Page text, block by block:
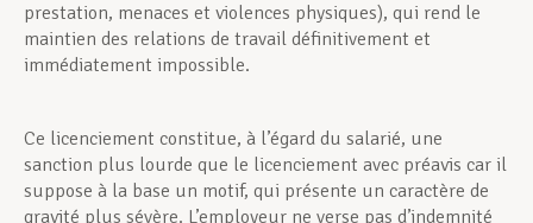
prestation, menaces et violences physiques), qui rend le
maintien des relations de travail définitivement et
immédiatement impossible.
Ce licenciement constitue, à l’égard du salarié, une
sanction plus lourde que le licenciement avec préavis car il
suppose à la base un motif, qui présente un caractère de
gravité plus sévère. L’employeur ne verse pas d’indemnité